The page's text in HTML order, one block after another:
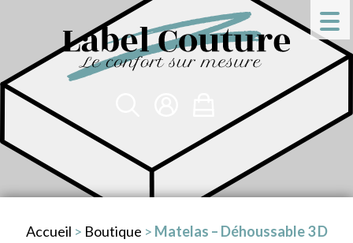
Accueil > Boutique > Matelas – Déhoussable 3 D